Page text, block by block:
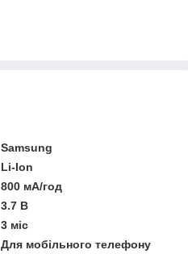
Samsung
Li-Ion
800 мА/год
3.7 В
3 міс
Для мобільного телефону